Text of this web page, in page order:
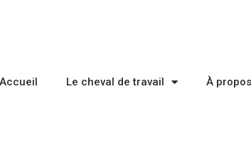
Accueil Le cheval de travail À propos